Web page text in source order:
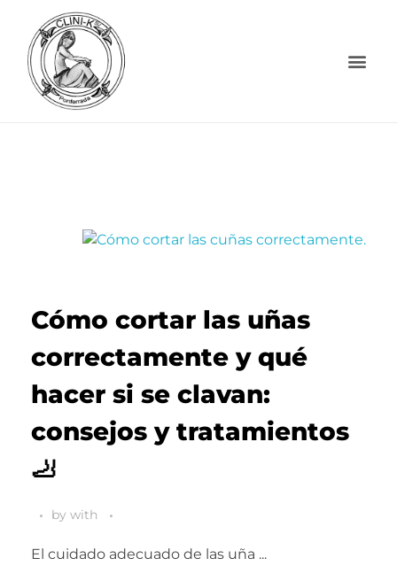
Cómo cortar las uñas
correctamente y qué
hacer si se clavan:
consejos y tratamientos
🦶
by with
El cuidado adecuado de las uña ...